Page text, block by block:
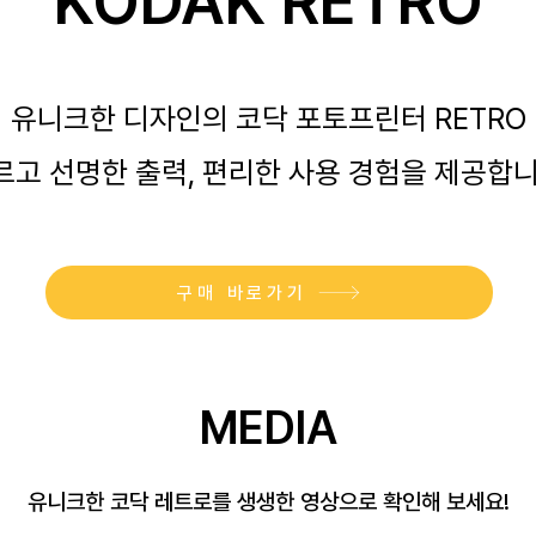
유니크한 디자인의 코닥 포토프린터 RETRO
고 선명한 출력, 편리한 사용 경험을 제공합
구매 바로가기
MEDIA
유니크한 코닥 레트로를 생생한 영상으로 확인해 보세요!